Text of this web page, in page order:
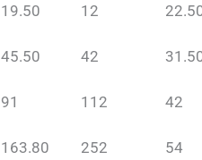
19.50 12
45.50 42
91 112 42
163.80 252 54